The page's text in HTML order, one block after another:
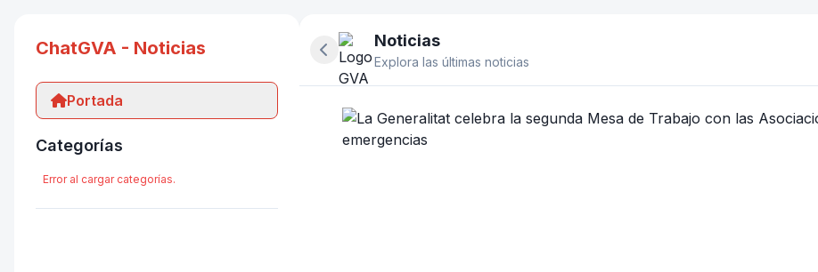
ChatGVA - Noticias
Portada
Categorías
Error al cargar categorías.
Ocultar panel lateral
Noticias
Explora las últimas noticias